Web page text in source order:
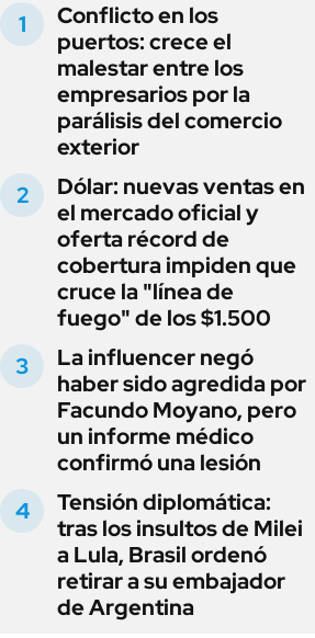
Conflicto en los
puertos: crece el
malestar entre los
empresarios por la
parálisis del comercio
exterior
Dólar: nuevas ventas en
el mercado oficial y
oferta récord de
cobertura impiden que
cruce la "línea de
fuego" de los $1.500
La influencer negó
haber sido agredida por
Facundo Moyano, pero
un informe médico
confirmó una lesión
Tensión diplomática:
tras los insultos de Milei
a Lula, Brasil ordenó
retirar a su embajador
de Argentina